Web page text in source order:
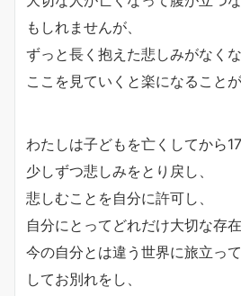
もしれませんが、
ずっと長く抱えた悲しみがなく
ここを見ていくと楽になることが
わたしは子どもを亡くしてから17
少しずつ悲しみをとり戻し、
悲しむことを自分に許可し、
自分にとってどれだけ大切な存
今の自分とは違う世界に旅立っ
してお別れをし、